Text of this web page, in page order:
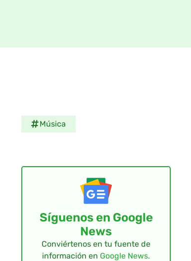
Música
Síguenos en Google
News
Conviértenos en tu fuente de
información en Google News.